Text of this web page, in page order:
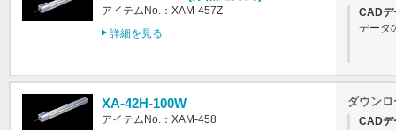
アイテムNo.：XAM-457Z
詳細を見る
CADデ
データ
XA-42H-100W
アイテムNo.：XAM-458
ダウンロ
CADデ